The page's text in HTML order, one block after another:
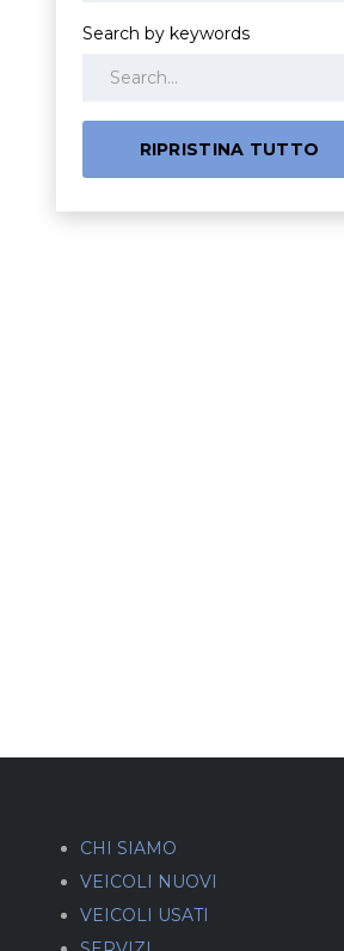
Search by keywords
RIPRISTINA TUTTO
CHI SIAMO
VEICOLI NUOVI
VEICOLI USATI